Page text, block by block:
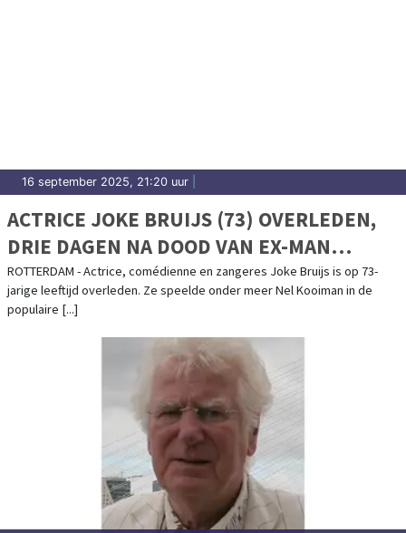
16 september 2025, 21:20 uur
ACTRICE JOKE BRUIJS (73) OVERLEDEN,
DRIE DAGEN NA DOOD VAN EX-MAN
GERARD COX
ROTTERDAM - Actrice, comédienne en zangeres Joke Bruijs is op 73-
jarige leeftijd overleden. Ze speelde onder meer Nel Kooiman in de
populaire [...]